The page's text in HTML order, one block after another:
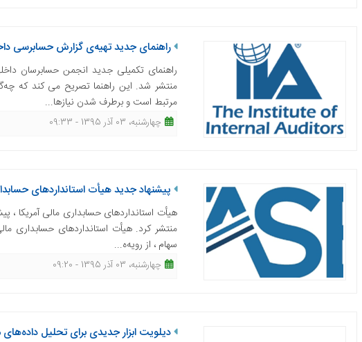
راهنمای جدید تهیه‌ی گزارش حسابرسی
راهنمای تکمیلی جدید انجمن حسابرسان
منتشر شد. این راهنما تصریح می کند که
مرتبط است و برطرف شدن نیازها...
چهارشنبه، 03 آذر 1395 - 09:33
پیشنهاد جدید هیأت استانداردهای
هیأت استانداردهای حسابداری مالی آمریکا ،
منتشر کرد. هیأت استانداردهای حسابداری
سهام ، از رویه‌ه...
چهارشنبه، 03 آذر 1395 - 09:20
دیلویت ابزار جدیدی برای تحلیل داده‌های